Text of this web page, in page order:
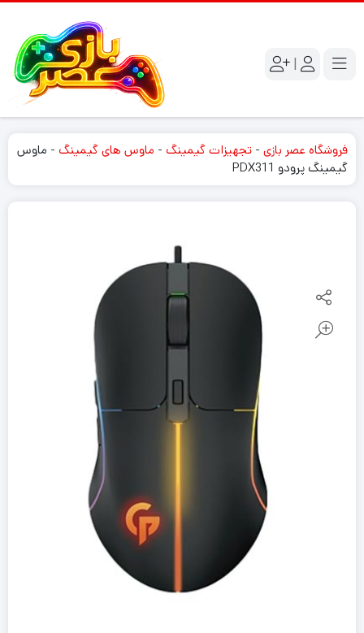
|
فروشگاه عصر بازی - تجهیزات گیمینگ - ماوس های گیمینگ - ماوس
گیمینگ پرودو PDX311